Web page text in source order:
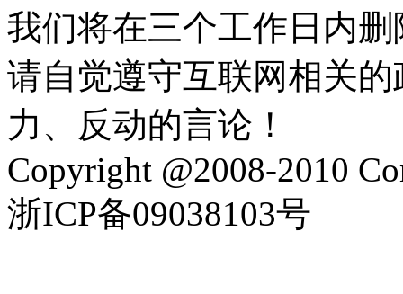
我们将在三个工作日内删
请自觉遵守互联网相关
力、反动的言论！
Copyright @2008-2010
浙ICP备09038103号